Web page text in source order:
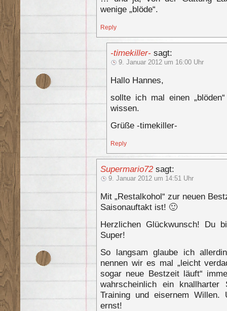
wenige „blöde“.
Reply
-timekiller- sagt:
9. Januar 2012 um 16:00 Uhr
Hallo Hannes,
sollte ich mal einen
wissen.
Grüße -timekiller-
Reply
Supermario72 sagt:
9. Januar 2012 um 14:51 Uhr
Mit „Restalkohol“ zur neuen
Saisonauftakt ist! 🙂
Herzlichen Glückwunsch! Du
Super!
So langsam glaube ich
nennen wir es mal „leicht
sogar neue Bestzeit läuft“
wahrscheinlich ein
Training und eisernem
ernst!